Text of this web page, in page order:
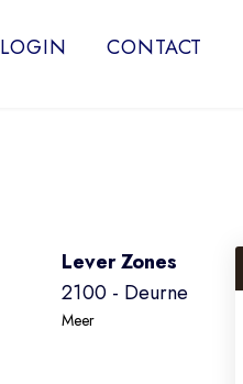
LOGIN CONTACT
Lever Zones
2100 - Deurne
Meer